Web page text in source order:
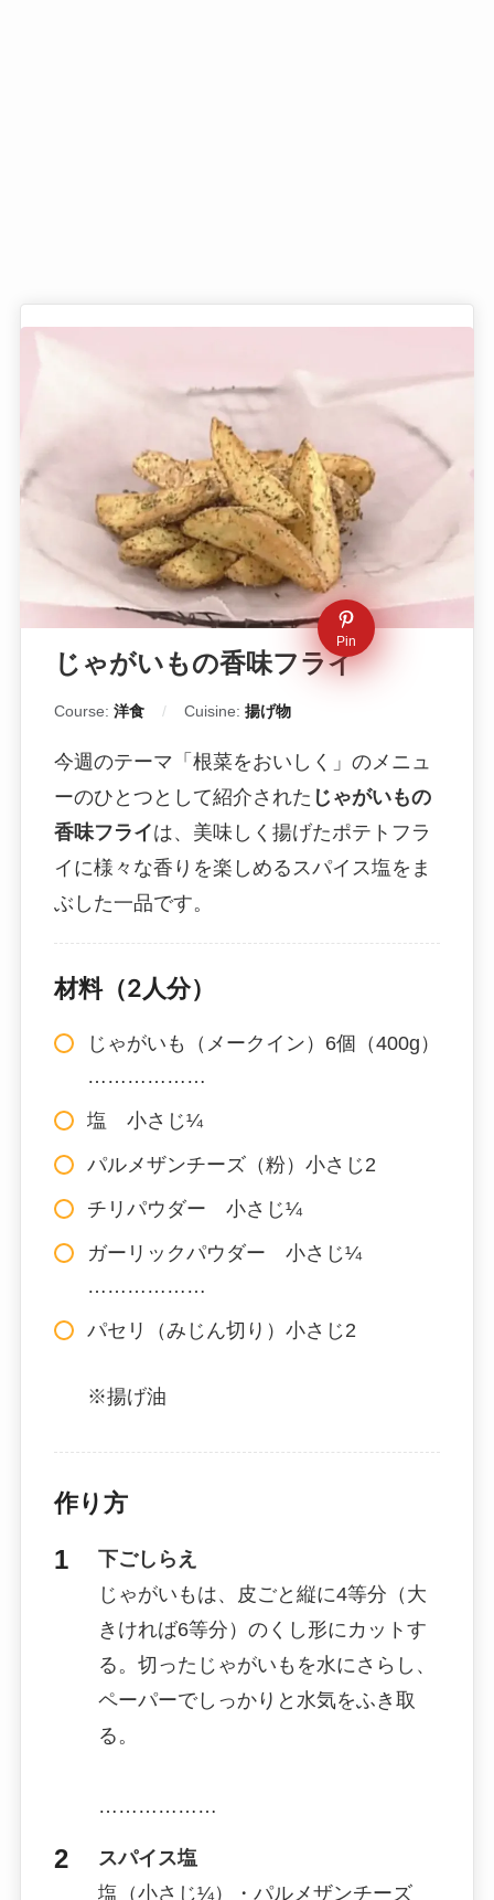
Pin
じゃがいもの香味フライ
Course: 洋食 Cuisine: 揚げ物
今週のテーマ「根菜をおいしく」のメニュ
ーのひとつとして紹介された じゃがいもの
香味フライは、美味しく揚げたポテトフラ
イに様々な香りを楽しめるスパイス塩をま
ぶした一品です。
材料（2人分）
じゃがいも（メークイン）6個（400g）
………………
塩 小さじ¼
パルメザンチーズ（粉）小さじ2
チリパウダー 小さじ¼
ガーリックパウダー 小さじ¼
………………
パセリ（みじん切り）小さじ2
※揚げ油
作り方
下ごしらえ
じゃがいもは、皮ごと縦に4等分（大
きければ6等分）のくし形にカットす
る。切ったじゃがいもを水にさらし、
ペーパーでしっかりと水気をふき取
る。
………………
スパイス塩
塩（小さじ¼）・パルメザンチーズ